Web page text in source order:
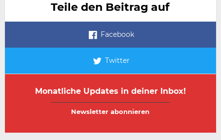
Teile den Beitrag auf
Facebook
Twitter
Monatliche Updates in deiner Inbox!